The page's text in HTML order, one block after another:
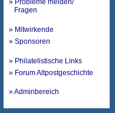
» Probleme melden/
Fragen
» Mitwirkende
» Sponsoren
» Philatelistische Links
» Forum Altpostgeschichte
» Adminbereich